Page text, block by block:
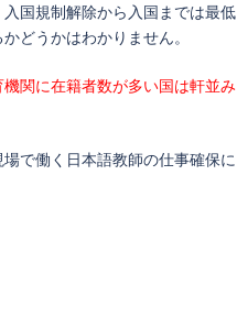
国規制解除から入国までは最低
どうかはわかりません。
関に在籍者数が多い国は軒並み
で働く日本語教師の仕事確保に